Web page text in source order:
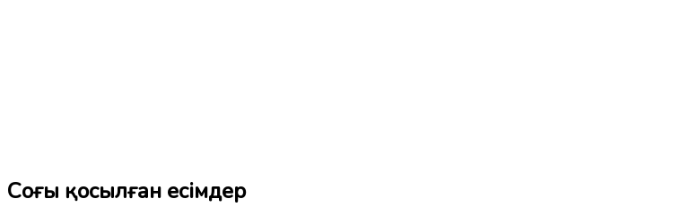
Соңғы қосылған есімдер